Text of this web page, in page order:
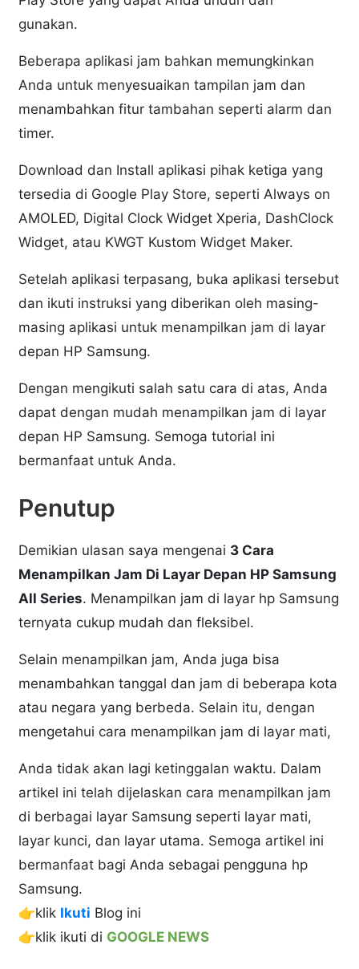
gunakan.
Beberapa aplikasi jam bahkan memungkinkan
Anda untuk menyesuaikan tampilan jam dan
menambahkan fitur tambahan seperti alarm dan
timer.
Download dan Install aplikasi pihak ketiga yang
tersedia di Google Play Store, seperti Always on
AMOLED, Digital Clock Widget Xperia, DashClock
Widget, atau KWGT Kustom Widget Maker.
Setelah aplikasi terpasang, buka aplikasi tersebut
dan ikuti instruksi yang diberikan oleh masing-
masing aplikasi untuk menampilkan jam di layar
depan HP Samsung.
Dengan mengikuti salah satu cara di atas, Anda
dapat dengan mudah menampilkan jam di layar
depan HP Samsung. Semoga tutorial ini
bermanfaat untuk Anda.
Penutup
Demikian ulasan saya mengenai 3 Cara
Menampilkan Jam Di Layar Depan HP Samsung
All Series. Menampilkan jam di layar hp Samsung
ternyata cukup mudah dan fleksibel.
Selain menampilkan jam, Anda juga bisa
menambahkan tanggal dan jam di beberapa kota
atau negara yang berbeda. Selain itu, dengan
mengetahui cara menampilkan jam di layar mati,
Anda tidak akan lagi ketinggalan waktu. Dalam
artikel ini telah dijelaskan cara menampilkan jam
di berbagai layar Samsung seperti layar mati,
layar kunci, dan layar utama. Semoga artikel ini
bermanfaat bagi Anda sebagai pengguna hp
Samsung.
👉klik Ikuti Blog ini
👉klik ikuti di GOOGLE NEWS